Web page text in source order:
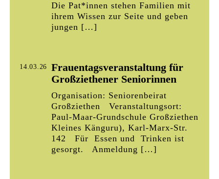
Die Pat*innen stehen Familien mit
ihrem Wissen zur Seite und geben
jungen […]
14.03.26
Frauentagsveranstaltung für
Großziethener Seniorinnen
Organisation: Seniorenbeirat
Großziethen Veranstaltungsort:
Paul-Maar-Grundschule Großziethen
Kleines Känguru), Karl-Marx-Str.
142 Für Essen und Trinken ist
gesorgt. Anmeldung […]